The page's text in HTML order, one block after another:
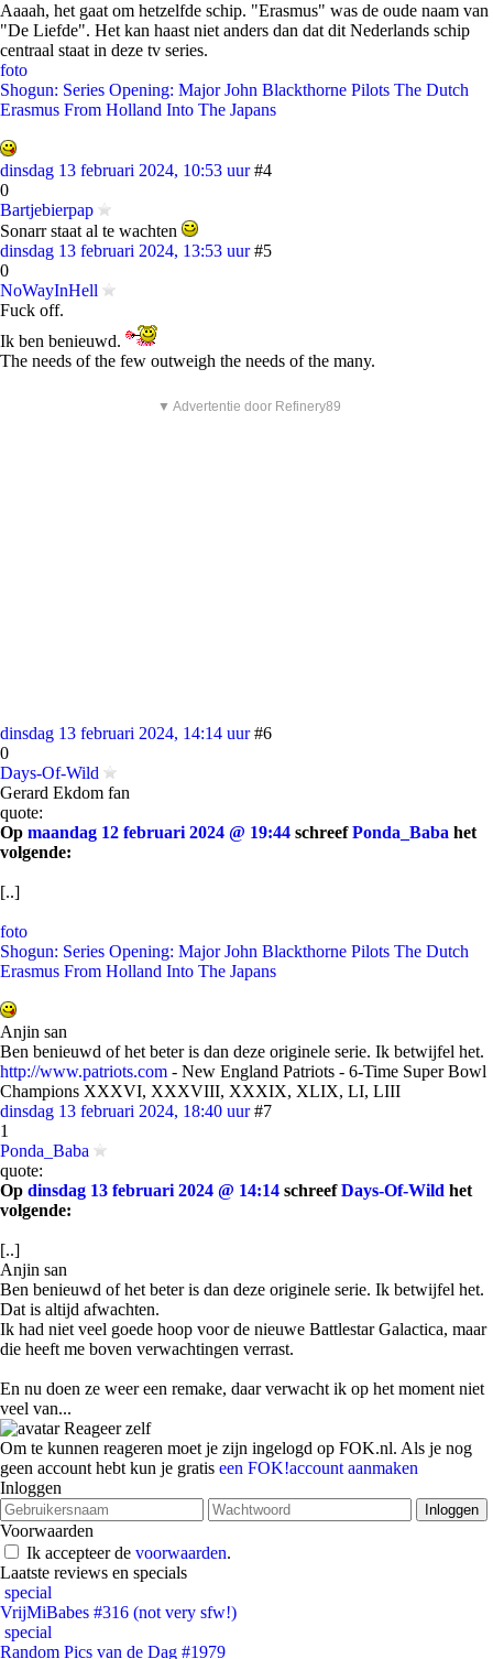
Aaaah, het gaat om hetzelfde schip. "Erasmus" was de oude naam van
"De Liefde". Het kan haast niet anders dan dat dit Nederlands schip
centraal staat in deze tv series.
foto
Shogun: Series Opening: Major John Blackthorne Pilots The Dutch
Erasmus From Holland Into The Japans
dinsdag 13 februari 2024, 10:53 uur #4
0
Bartjebierpap
Sonarr staat al te wachten
dinsdag 13 februari 2024, 13:53 uur #5
0
NoWayInHell
Fuck off.
Ik ben benieuwd.
The needs of the few outweigh the needs of the many.
▼ Advertentie door Refinery89
dinsdag 13 februari 2024, 14:14 uur #6
0
Days-Of-Wild
Gerard Ekdom fan
quote:
Op maandag 12 februari 2024 @ 19:44 schreefPonda_Baba het
volgende:
[..]
foto
Shogun: Series Opening: Major John Blackthorne Pilots The Dutch
Erasmus From Holland Into The Japans
Anjin san
Ben benieuwd of het beter is dan deze originele serie. Ik betwijfel het.
http://www.patriots.com - New England Patriots - 6-Time Super Bowl
Champions XXXVI, XXXVIII, XXXIX, XLIX, LI, LIII
dinsdag 13 februari 2024, 18:40 uur #7
1
Ponda_Baba
quote:
Op dinsdag 13 februari 2024 @ 14:14 schreefDays-Of-Wild het
volgende:
[..]
Anjin san
Ben benieuwd of het beter is dan deze originele serie. Ik betwijfel het.
Dat is altijd afwachten.
Ik had niet veel goede hoop voor de nieuwe Battlestar Galactica, maar
die heeft me boven verwachtingen verrast.
En nu doen ze weer een remake, daar verwacht ik op het moment niet
veel van...
Reageer zelf
Om te kunnen reageren moet je zijn ingelogd op FOK.nl. Als je nog
geen account hebt kun je gratis een FOK!account aanmaken
Inloggen
Voorwaarden
Ik accepteer de voorwaarden.
Laatste reviews en specials
special
VrijMiBabes #316 (not very sfw!)
special
Random Pics van de Dag #1979